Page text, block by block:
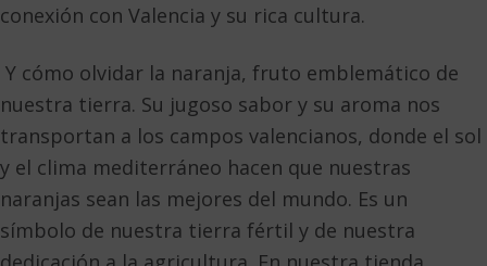
conexión con Valencia y su rica cultura.
Y cómo olvidar la naranja, fruto emblemático de
nuestra tierra. Su jugoso sabor y su aroma nos
transportan a los campos valencianos, donde el sol
y el clima mediterráneo hacen que nuestras
naranjas sean las mejores del mundo. Es un
símbolo de nuestra tierra fértil y de nuestra